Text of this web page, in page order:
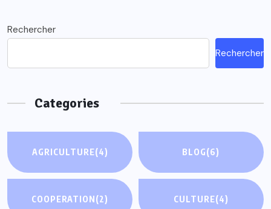
Rechercher
Rechercher
Categories
AGRICULTURE(4) BLOG(6)
COOPERATION(2) CULTURE(4)